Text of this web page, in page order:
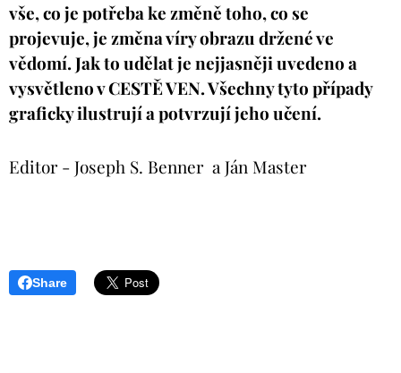
vše, co je potřeba ke změně toho, co se
projevuje, je změna víry obrazu držené ve
vědomí. Jak to udělat je nejjasněji uvedeno a
vysvětleno v CESTĚ VEN. Všechny tyto případy
graficky ilustrují a potvrzují jeho učení.
Editor - Joseph S. Benner a Ján Master
Share